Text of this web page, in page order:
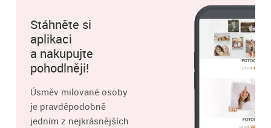
Stáhněte si
aplikaci
a nakupujte
pohodlněji!
Úsměv milované osoby
je pravděpodobně
jedním z nejkrásnějších